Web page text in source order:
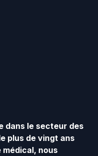
dans le secteur des
plus de vingt ans
médical, nous